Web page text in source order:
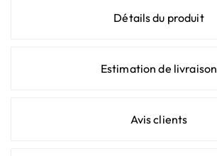
Détails du produit
Estimation de livraison
Avis clients